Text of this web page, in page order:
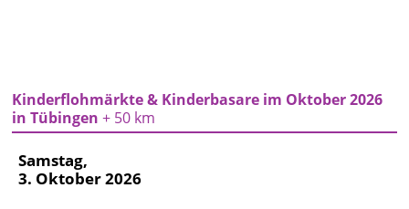
Kinderflohmärkte & Kinderbasare im Oktober 2026
in Tübingen+ 50 km
Samstag,
3. Oktober 2026